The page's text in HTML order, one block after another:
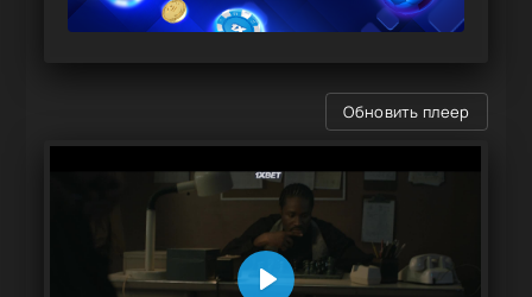
Обновить плеер